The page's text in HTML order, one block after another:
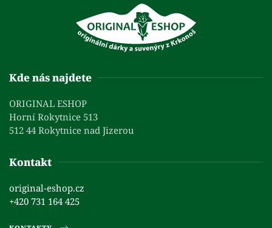
Kde nás najdete
ORIGINAL ESHOP
Horní Rokytnice 513
512 44 Rokytnice nad Jizerou
Kontakt
original-eshop.cz
+420 731 164 425